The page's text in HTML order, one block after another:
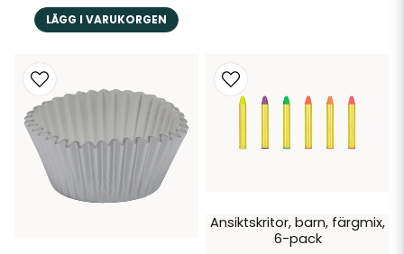
LÄGG I VARUKORGEN
Ansiktskritor, barn, färgmix,
6-pack